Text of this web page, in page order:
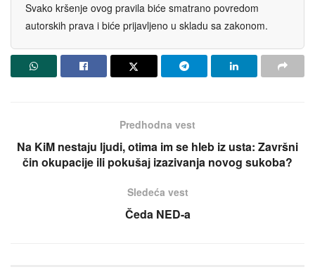
Svako kršenje ovog pravila biće smatrano povredom
autorskih prava i biće prijavljeno u skladu sa zakonom.
Predhodna vest
Na KiM nestaјu ljudi, otima im se hleb iz usta: Završni
čin okupaciјe ili pokušaј izazivanja novog sukoba?
Sledeća vest
Čeda NED-a